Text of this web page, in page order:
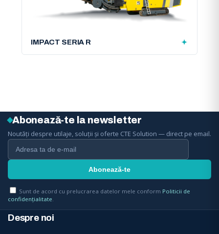
IMPACT SERIA R
Abonează-te la newsletter
Noutăți despre utilaje, soluții și oferte CTE Solution — direct pe email.
Sunt de acord cu prelucrarea datelor mele conform Politicii de
confidențialitate.
Despre noi